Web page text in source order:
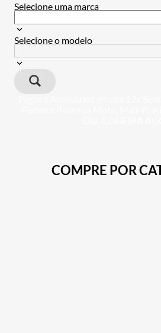
Selecione uma marca
Selecione o modelo
COMPRE POR